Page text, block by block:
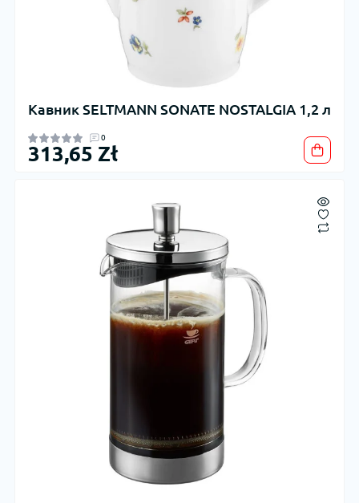
Кавник SELTMANN SONATE NOSTALGIA 1,2 л
0
313,65 Zł